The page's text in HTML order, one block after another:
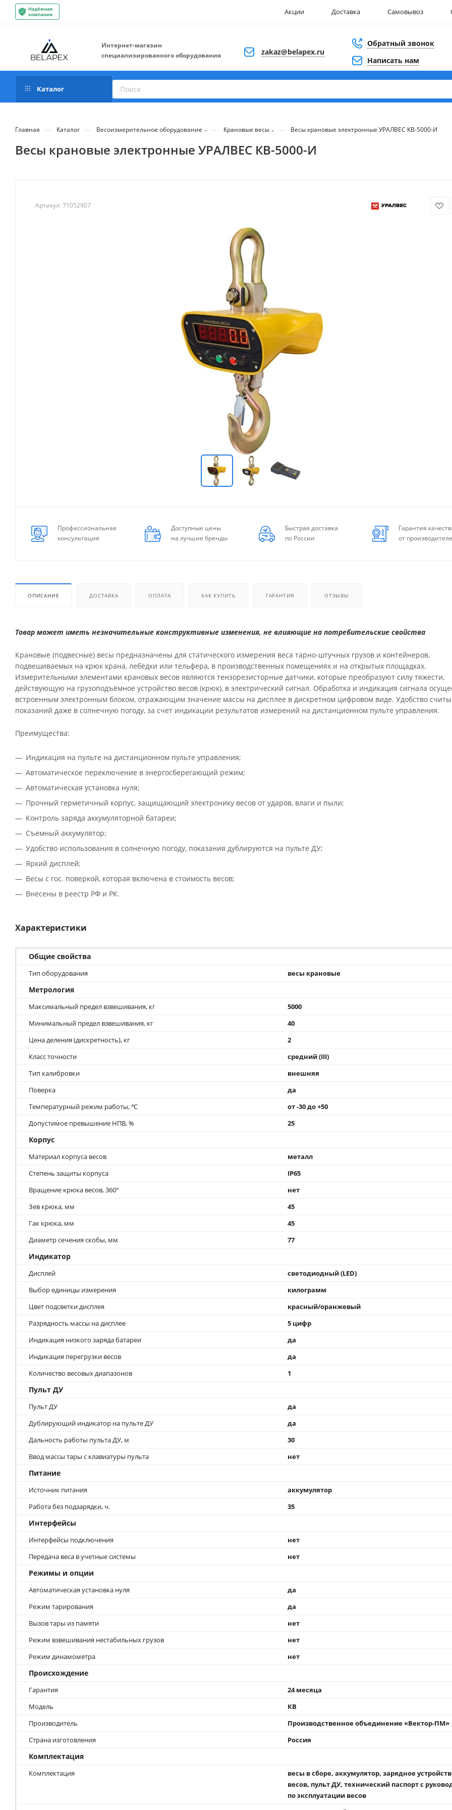
Акции Доставка Самовывоз
Интернет-магазин
специализированного оборудования
zakaz@belapex.ru
Обратный звонок
Написать нам
Каталог
Главная — Каталог — Весоизмерительное оборудование — Крановые весы — Весы крановые электронные УРАЛВЕС КВ-5000-И
Весы крановые электронные УРАЛВЕС КВ-5000-И
Артикул: 71052907
Профессиональная
консультация
Доступные цены
на лучшие бренды
Быстрая доставка
по России
Гарантия
от
ОПИСАНИЕ ДОСТАВКА ОПЛАТА КАК КУПИТЬ ГАРАНТИЯ ОТЗЫВЫ
Товар может иметь незначительные конструктивные изменения, не влияющие на потребительские свойства
Крановые (подвесные) весы предназначены для статического измерения веса тарно-штучных грузов и контейнеров,
подвешиваемых на крюк крана, лебёдки или тельфера, в производственных помещениях и на открытых площадках.
Измерительными элементами крановых весов являются тензорезисторные датчики, которые преобразуют силу тяжести,
действующую на грузоподъёмное устройство весов (крюк), в электрический сигнал. Обработка и индикация сигнала
встроенным электронным блоком, отражающим значение массы на дисплее в дискретном цифровом виде. Удобство
показаний даже в солнечную погоду, за счет индикации результатов измерений на дистанционном пульте управления.
Преимущества:
Индикация на пульте на дистанционном пульте управления;
Автоматическое переключение в энергосберегающий режим;
Автоматическая установка нуля;
Прочный герметичный корпус, защищающий электронику весов от ударов, влаги и пыли;
Контроль заряда аккумуляторной батареи;
Съемный аккумулятор;
Удобство использования в солнечную погоду, показания дублируются на пульте ДУ;
Яркий дисплей;
Весы с гос. поверкой, которая включена в стоимость весов;
Внесены в реестр РФ и РК.
Характеристики
Общие свойства
Тип оборудования весы крановые
Метрология
Максимальный предел взвешивания, кг
5000
Минимальный предел взвешивания, кг
40
Цена деления (дискретность), кг
2
Класс точности
средний (III)
Тип калибровки
внешняя
Поверка
да
Температурный режим работы, ℃
от -30 до +50
Допустимое превышение НПВ, %
25
Корпус
Материал корпуса весов
металл
Степень защиты корпуса
IP65
Вращение крюка весов, 360°
нет
Зев крюка, мм
45
Гак крюка, мм
45
Диаметр сечения скобы, мм
77
Индикатор
Дисплей
светодиодный (LED)
Выбор единицы измерения
килограмм
Цвет подсветки дисплея
красный/оранжевый
Разрядность массы на дисплее
5 цифр
Индикация низкого заряда батареи
да
Индикация перегрузки весов
да
Количество весовых диапазонов
1
Пульт ДУ
Пульт ДУ
да
Дублирующий индикатор на пульте ДУ
да
Дальность работы пульта ДУ, м
30
Ввод массы тары с клавиатуры пульта
нет
Питание
Источник питания
аккумулятор
Работа без подзарядки, ч.
35
Интерфейсы
Интерфейсы подключения
нет
Передача веса в учетные системы
нет
Режимы и опции
Автоматическая установка нуля
да
Режим тарирования
да
Вызов тары из памяти
нет
Режим взвешивания нестабильных грузов
нет
Режим динамометра
нет
Происхождение
Гарантия
24 месяца
Модель
КВ
Производитель
Производственное объединение «Вектор-ПМ»
Страна изготовления
Россия
Комплектация
Комплектация
весы в сборе, аккумулятор, зарядное
весов, пульт ДУ, технический паспорт с
по эксплуатации весов